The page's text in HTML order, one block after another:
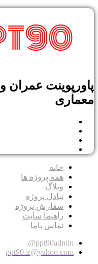
پاورپوینت عمران و
معماری
خانه
همه پروژه ها
وبلاگ
تبادل پروژه
سفارش پروژه
راهنما سایت
تماس باما
ppt90admin@
ppt90.ir@yahoo.com